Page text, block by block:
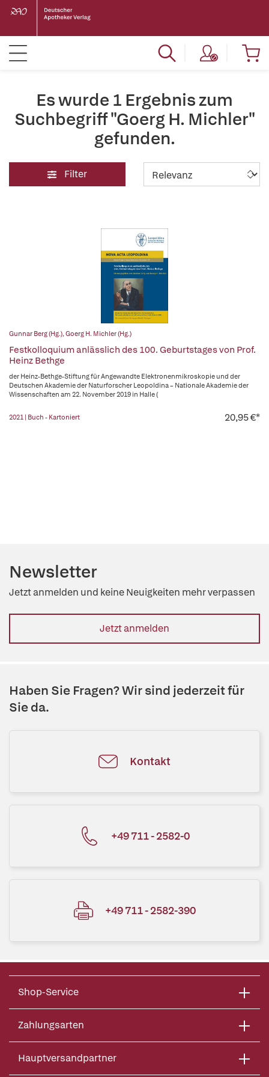
Es wurde 1 Ergebnis zum
Suchbegriff "Goerg H. Michler"
gefunden.
Filter
Gunnar Berg (Hg.),Goerg H. Michler (Hg.)
Festkolloquium anlässlich des 100. Geburtstages von Prof.
Heinz Bethge
der Heinz-Bethge-Stiftung für Angewandte Elektronenmikroskopie und der
Deutschen Akademie der Naturforscher Leopoldina – Nationale Akademie der
Wissenschaften am 22. November 2019 in Halle (
2021 | Buch - Kartoniert 20,95 €*
Newsletter
Jetzt anmelden und keine Neuigkeiten mehr verpassen
Jetzt anmelden
Haben Sie Fragen? Wir sind jederzeit für
Sie da.
Kontakt
+49 711 - 2582-0
+49 711 - 2582-390
Shop-Service
Zahlungsarten
Hauptversandpartner